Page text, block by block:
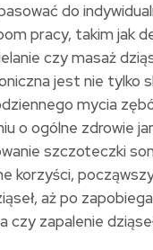
do
pracy, takim jak
czy masaż
jest nie tylko
mycia
o ogólne zdrowie
szczoteczki
korzyści,
aż po
czy zapalenie